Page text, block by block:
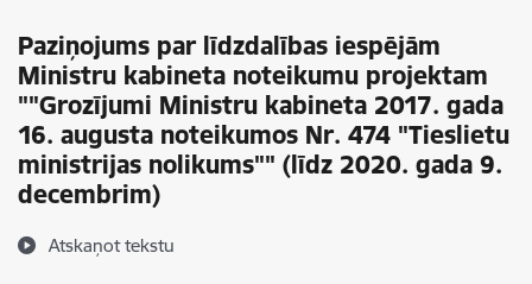
Paziņojums par līdzdalības iespējām
Ministru kabineta noteikumu projektam
""Grozījumi Ministru kabineta 2017. gada
16. augusta noteikumos Nr. 474 "Tieslietu
ministrijas nolikums"" (līdz 2020. gada 9.
decembrim)
Atskaņot tekstu